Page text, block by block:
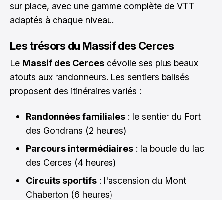
sur place, avec une gamme complète de VTT
adaptés à chaque niveau.
Les trésors du Massif des Cerces
Le Massif des Cerces dévoile ses plus beaux
atouts aux randonneurs. Les sentiers balisés
proposent des itinéraires variés :
Randonnées familiales : le sentier du Fort
des Gondrans (2 heures)
Parcours intermédiaires : la boucle du lac
des Cerces (4 heures)
Circuits sportifs : l'ascension du Mont
Chaberton (6 heures)